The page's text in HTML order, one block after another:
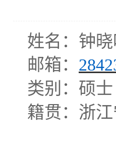
姓名：钟晓
邮箱：
类别：硕士
籍贯：浙